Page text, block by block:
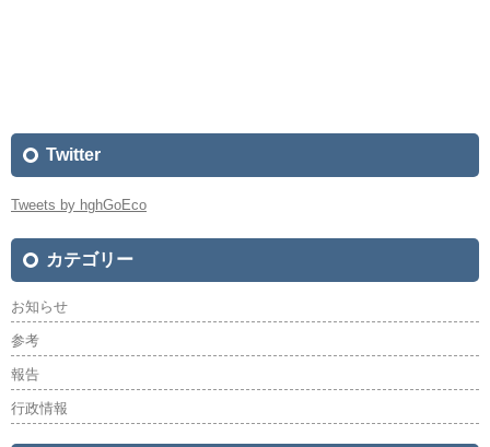
Twitter
Tweets by hghGoEco
カテゴリー
お知らせ
参考
報告
行政情報